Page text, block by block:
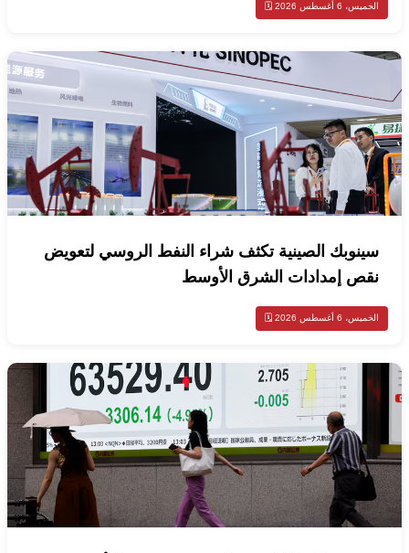
الخميس، 6 أغسطس 2026 🗓️
سينوبك الصينية تكثف شراء النفط الروسي لتعويض
نقص إمدادات الشرق الأوسط
الخميس، 6 أغسطس 2026 🗓️